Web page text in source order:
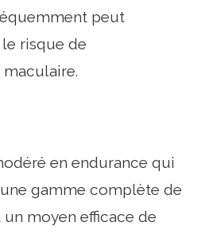
peut
risque de
en endurance qui
gamme complète de
moyen efficace de